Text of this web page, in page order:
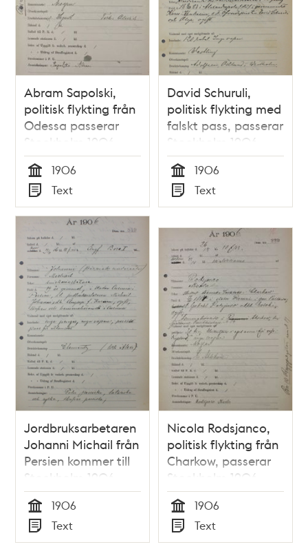
Abram Sapolski,
politisk flykting från
Odessa passerar
Stockholm 1906 -
polishandling från
utlänningsexpeditionen
Tid
1906
Typ
Text
David Schuruli,
politisk flykting med
falskt pass, passerar
Stockholm 1906 -
polishandling från
utlänningsexpeditionen
Tid
1906
Typ
Text
Jordbruksarbetaren
Johanni Michail från
Persien kommer till
Stockholm 1906 -
polishandling från
utlänningsexpeditionen
Tid
1906
Typ
Text
Nicola Rodsjanco,
politisk flykting från
Charkow, passerar
Stockholm 1906 -
polishandling från
utlänningsexpeditionen
Tid
1906
Typ
Text